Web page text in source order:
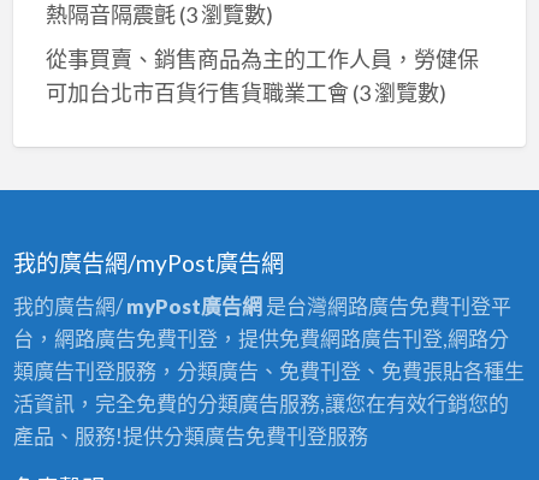
熱隔音隔震氈(3 瀏覽數)
從事買賣、銷售商品為主的工作人員，勞健保
可加台北市百貨行售貨職業工會 (3 瀏覽數)
我的廣告網/myPost廣告網
我的廣告網/myPost廣告網是台灣網路廣告免費刊登平
台，網路廣告免費刊登，提供免費網路廣告刊登,網路分
類廣告刊登服務，分類廣告、免費刊登、免費張貼各種生
活資訊，完全免費的分類廣告服務,讓您在有效行銷您的
產品、服務!提供分類廣告免費刊登服務